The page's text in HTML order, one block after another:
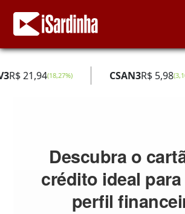
R$ 21,94(18,27%) CSAN3R$ 5,98(3,10
Descubra o
crédito ideal
perfil